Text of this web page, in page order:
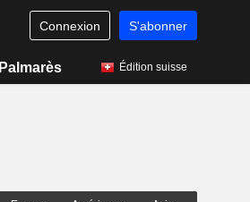
Connexion S'abonner
Palmarès Édition suisse